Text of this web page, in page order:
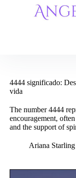
4444 significado:
vida
The number 4444
encouragement,
and the support of
Ariana Starling